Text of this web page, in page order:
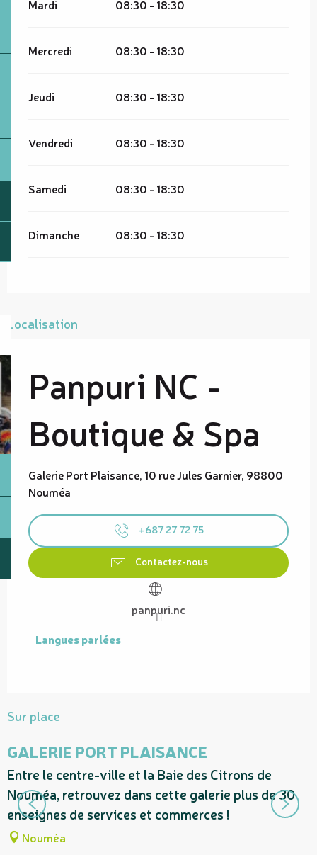
Mardi 08:30 - 18:30
Mercredi 08:30 - 18:30
Jeudi 08:30 - 18:30
Vendredi 08:30 - 18:30
Samedi 08:30 - 18:30
Dimanche 08:30 - 18:30
Localisation
Panpuri NC -
Boutique & Spa
Galerie Port Plaisance, 10 rue Jules Garnier, 98800
Nouméa
+687 27 72 75
Contactez-nous
panpuri.nc
Langues parlées
Langues parlées
Sur place
GALERIE PORT PLAISANCE
Entre le centre-ville et la Baie des Citrons de
Nouméa, retrouvez dans cette galerie plus de 30
enseignes de services et commerces !
Nouméa